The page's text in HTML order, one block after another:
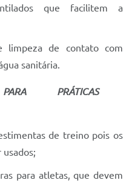
que facilitem a
limpeza de contato com
sanitária.
PRÁTICAS
de treino pois os
para atletas, que devem